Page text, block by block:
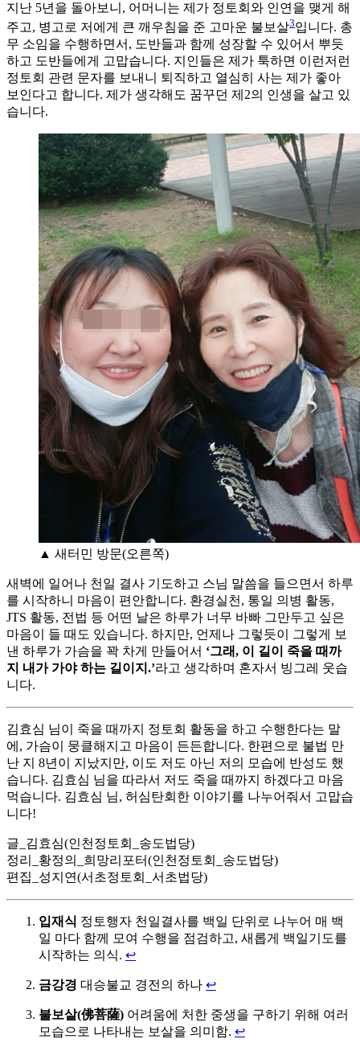
지난 5년을 돌아보니, 어머니는 제가 정토회와 인연을 맺게 해
주고, 병고로 저에게 큰 깨우침을 준 고마운 불보살3입니다. 총
무 소임을 수행하면서, 도반들과 함께 성장할 수 있어서 뿌듯
하고 도반들에게 고맙습니다. 지인들은 제가 툭하면 이런저런
정토회 관련 문자를 보내니 퇴직하고 열심히 사는 제가 좋아
보인다고 합니다. 제가 생각해도 꿈꾸던 제2의 인생을 살고 있
습니다.
▲ 새터민 방문(오른쪽)
새벽에 일어나 천일 결사 기도하고 스님 말씀을 들으면서 하루
를 시작하니 마음이 편안합니다. 환경실천, 통일 의병 활동,
JTS 활동, 전법 등 어떤 날은 하루가 너무 바빠 그만두고 싶은
마음이 들 때도 있습니다. 하지만, 언제나 그렇듯이 그렇게 보
낸 하루가 가슴을 꽉 차게 만들어서 ‘그래, 이 길이 죽을 때까
지 내가 가야 하는 길이지.’라고 생각하며 혼자서 빙그레 웃습
니다.
김효심 님이 죽을 때까지 정토회 활동을 하고 수행한다는 말
에, 가슴이 뭉클해지고 마음이 든든합니다. 한편으로 불법 만
난 지 8년이 지났지만, 이도 저도 아닌 저의 모습에 반성도 했
습니다. 김효심 님을 따라서 저도 죽을 때까지 하겠다고 마음
먹습니다. 김효심 님, 허심탄회한 이야기를 나누어줘서 고맙습
니다!
글_김효심(인천정토회_송도법당)
정리_황정의_희망리포터(인천정토회_송도법당)
편집_성지연(서초정토회_서초법당)
입재식 정토행자 천일결사를 백일 단위로 나누어 매 백
일 마다 함께 모여 수행을 점검하고, 새롭게 백일기도를
시작하는 의식. ↩
금강경 대승불교 경전의 하나 ↩
불보살(佛菩薩) 어려움에 처한 중생을 구하기 위해 여러
모습으로 나타내는 보살을 의미함. ↩